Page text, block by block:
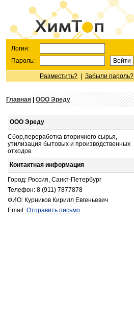
Логин:
Пароль:
Разместить? Забыли пароль?
Главная ООО Эреду
ООО Эреду
Сбор,переработка вторичного сырья,
утилизация бытовых и производственных
отходов.
Контактная информация
Город: Россия, Санкт-Петербург
Телефон: 8 (911) 7877878
ФИО: Курников Кирилл Евгеньевич
Email: Отправить письмо